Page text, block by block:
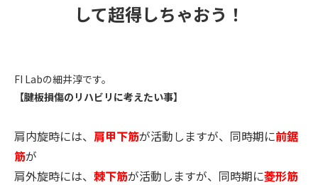
して超得しちゃおう！
FI Labの細井淳です。
【腱板損傷のリハビリに考えたい事】
肩内旋時には、 肩甲下筋が活動しますが、同時期に前鋸
筋が
肩外旋時には、 棘下筋が活動しますが、同時期に菱形筋